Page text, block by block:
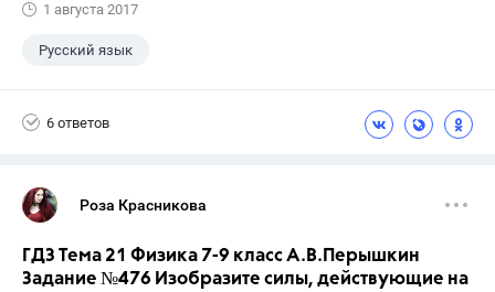
1 августа 2017
Русский язык
6 ответов
Роза Красникова
ГДЗ Тема 21 Физика 7-9 класс А.В.Перышкин
Задание №476 Изобразите силы, действующие на